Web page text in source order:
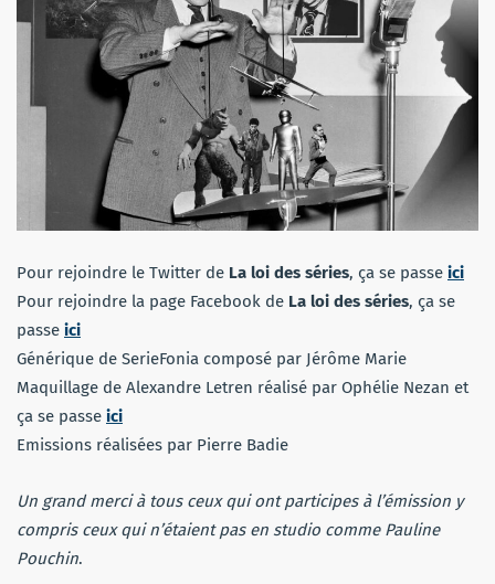
Pour rejoindre le Twitter de La loi des séries, ça se passe ici
Pour rejoindre la page Facebook de La loi des séries, ça se
passe ici
Générique de SerieFonia composé par Jérôme Marie
Maquillage de Alexandre Letren réalisé par Ophélie Nezan et
ça se passe ici
Emissions réalisées par Pierre Badie
Un grand merci à tous ceux qui ont participes à l’émission y
compris ceux qui n’étaient pas en studio comme Pauline
Pouchin.